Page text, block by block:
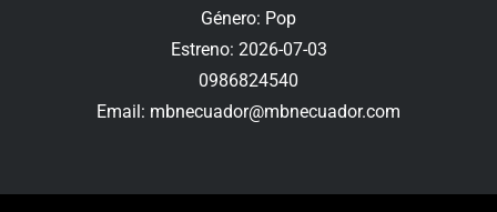
Género: Pop
Estreno: 2026-07-03
0986824540
Email: mbnecuador@mbnecuador.com